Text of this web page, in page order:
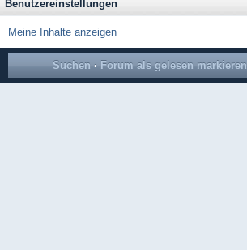
Benutzereinstellungen
Meine Inhalte anzeigen
Suchen · Forum als gelesen markieren